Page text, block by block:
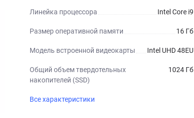
Линейка процессора Intel Core i9
Размер оперативной памяти 16 Гб
Модель встроенной видеокарты Intel UHD 48EU
Общий объем твердотельных
накопителей (SSD)
1024 Гб
Все характеристики